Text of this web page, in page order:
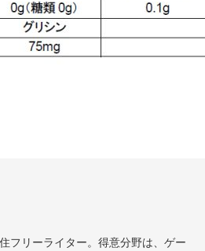
フリーライター。得意分野は、ゲー